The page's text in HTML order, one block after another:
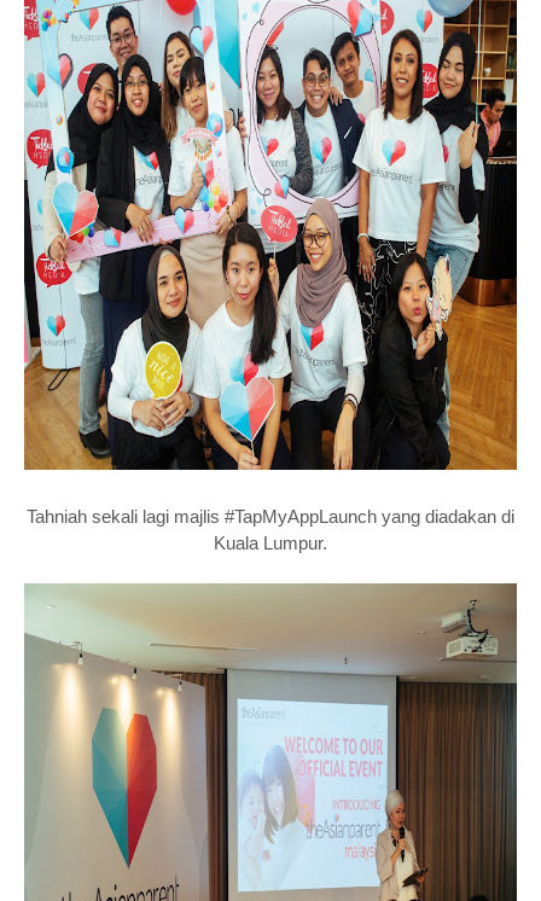
Tahniah sekali lagi majlis #TapMyAppLaunch yang diadakan di
Kuala Lumpur.